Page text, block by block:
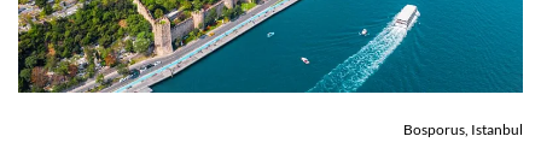
Bosporus, Istanbul